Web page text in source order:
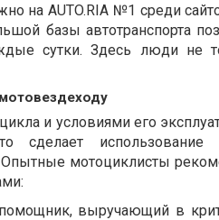
на AUTO.RIA №1 среди
базы автотранспорта
сутки. Здесь люди не
и условиями его
сделает
мотоциклисты
выручающий в